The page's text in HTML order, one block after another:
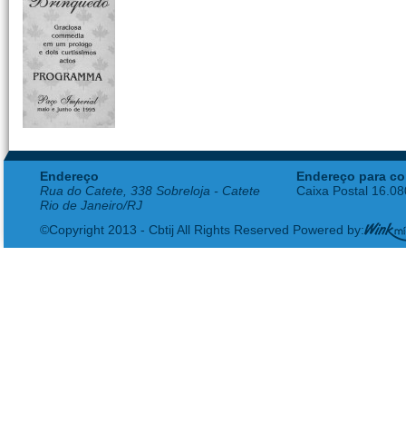
Endereço
Rua do Catete, 338 Sobreloja - Catete
Rio de Janeiro/RJ
Endereço para
Caixa Postal
©Copyright 2013 - Cbtij All Rights Reserved Powered by: